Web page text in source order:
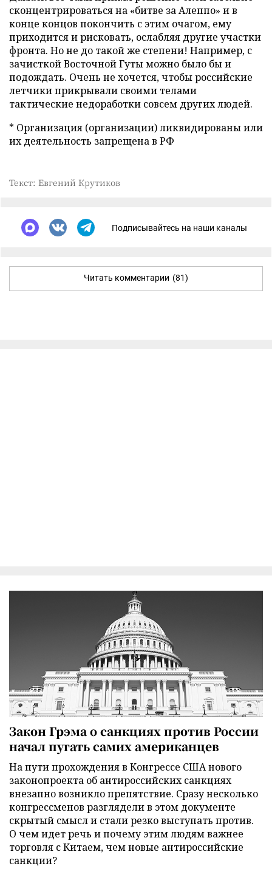
сконцентрироваться на «битве за Алеппо» и в
конце концов покончить с этим очагом, ему
приходится и рисковать, ослабляя другие участки
фронта. Но не до такой же степени! Например, с
зачисткой Восточной Гуты можно было бы и
подождать. Очень не хочется, чтобы российские
летчики прикрывали своими телами
тактические недоработки совсем других людей.
* Организация (организации) ликвидированы или
их деятельность запрещена в РФ
Текст: Евгений Крутиков
Подписывайтесь на наши каналы
Читать комментарии (81)
Закон Грэма о санкциях против России
начал пугать самих американцев
На пути прохождения в Конгрессе США нового
законопроекта об антироссийских санкциях
внезапно возникло препятствие. Сразу несколько
конгрессменов разглядели в этом документе
скрытый смысл и стали резко выступать против.
О чем идет речь и почему этим людям важнее
торговля с Китаем, чем новые антироссийские
санкции?